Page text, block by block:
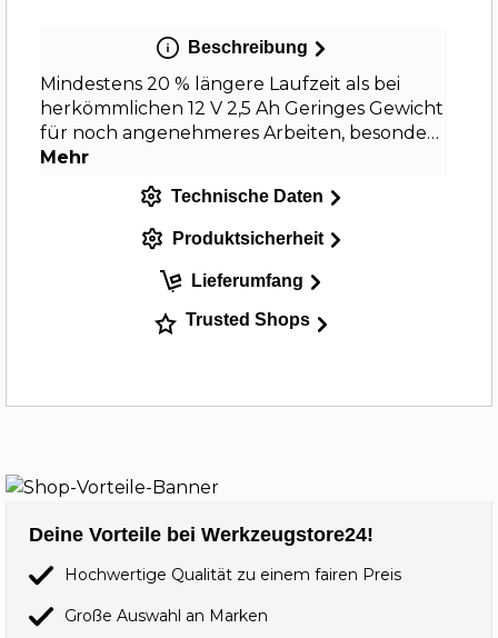
Beschreibung
Mindestens 20 % längere Laufzeit als bei
herkömmlichen 12 V 2,5 Ah Geringes Gewicht
für noch angenehmeres Arbeiten, besonde…
Mehr
Technische Daten
Produktsicherheit
Lieferumfang
Trusted Shops
Deine Vorteile bei Werkzeugstore24!
Hochwertige Qualität zu einem fairen Preis
Große Auswahl an Marken